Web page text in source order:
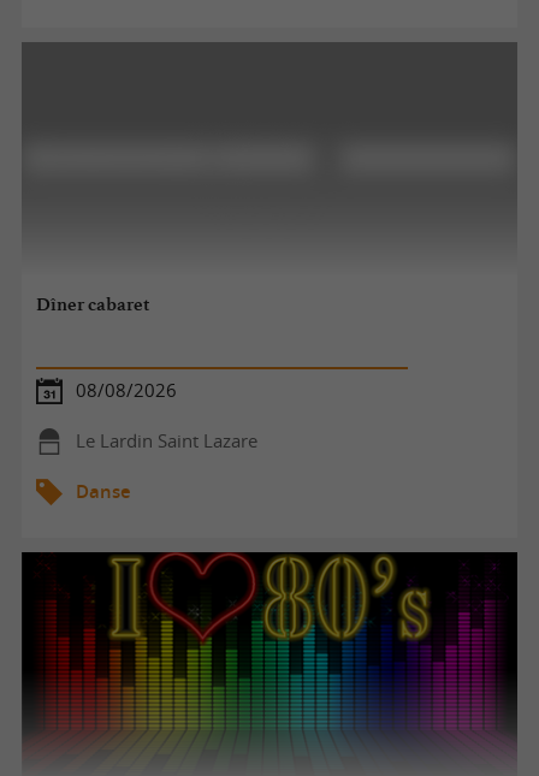
Dîner cabaret
08/08/2026
Le Lardin Saint Lazare
Danse